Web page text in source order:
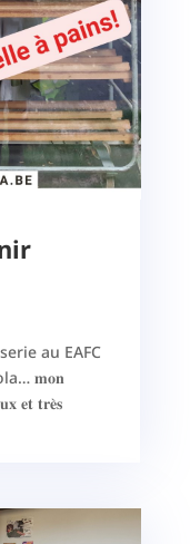
au EAFC
𝐦𝐨𝐧
𝐞𝐭 𝐭𝐫𝐞̀𝐬